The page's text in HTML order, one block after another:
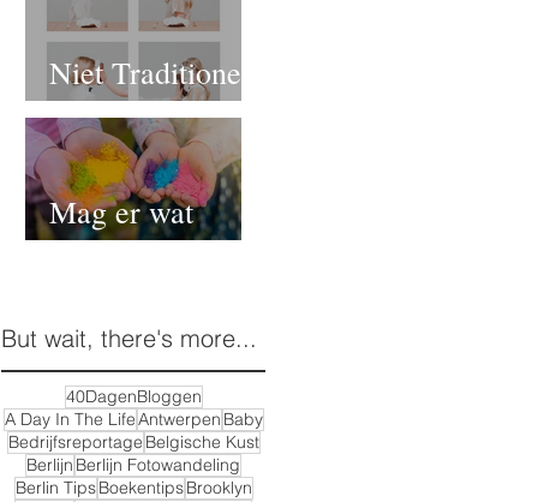
Niet Traditionele
Communie- of
Lentefeest Foto's
Mag er wat
kleur(poeder)
But wait, there's more...
40DagenBloggen
A Day In The LifeAntwerpen Baby
Bedrijfsreportage Belgische Kust
Berlijn Berlijn Fotowandeling
Berlin TipsBoekentipsBrooklyn